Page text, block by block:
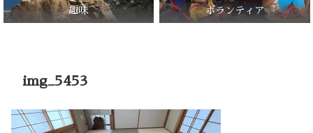
趣味 ボランティア
img_5453